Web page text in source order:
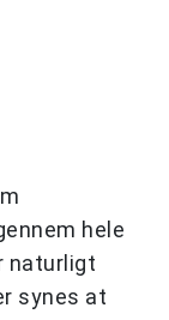
hele
naturligt
synes at